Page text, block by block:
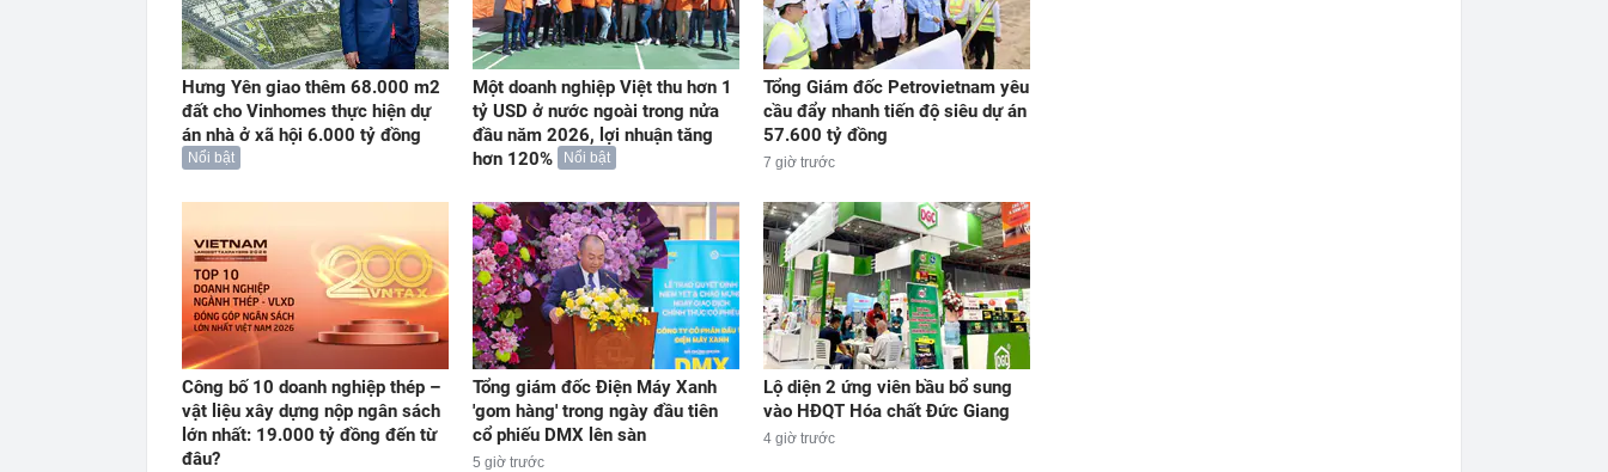
Hưng Yên giao thêm 68.000 m2
đất cho Vinhomes thực hiện dự
án nhà ở xã hội 6.000 tỷ đồng
Nổi bật
Một doanh nghiệp Việt thu hơn 1
tỷ USD ở nước ngoài trong nửa
đầu năm 2026, lợi nhuận tăng
hơn 120%
Nổi bật
Tổng Giám đốc Petrovietnam yêu
cầu đẩy nhanh tiến độ siêu dự án
57.600 tỷ đồng
7 giờ trước
Công bố 10 doanh nghiệp thép –
vật liệu xây dựng nộp ngân sách
lớn nhất: 19.000 tỷ đồng đến từ
đâu?
Tổng giám đốc Điện Máy Xanh
'gom hàng' trong ngày đầu tiên
cổ phiếu DMX lên sàn
5 giờ trước
Lộ diện 2 ứng viên bầu bổ sung
vào HĐQT Hóa chất Đức Giang
4 giờ trước